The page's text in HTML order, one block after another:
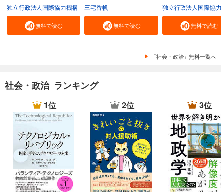
独立行政法人国際協力機構
無料で読む
三宅香帆
無料で読む
独立行政法人国際協
無料で読む
「社会・政治」無料一覧へ
社会・政治 ランキング
1位 2位 3位